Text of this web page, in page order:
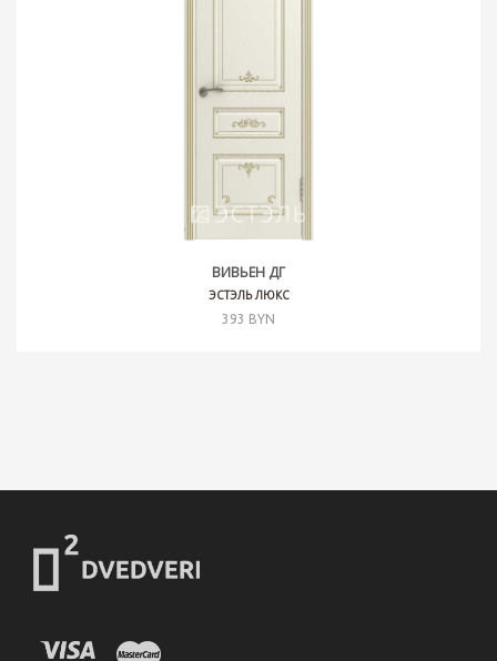
ВИВЬЕН ДГ
ЭСТЭЛЬ ЛЮКС
393 BYN